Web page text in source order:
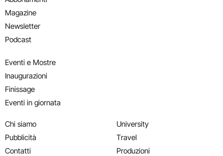
Magazine
Newsletter
Podcast
Eventi e Mostre
Inaugurazioni
Finissage
Eventi in giornata
Chi siamo
Pubblicità
Contatti
University
Travel
Produzioni